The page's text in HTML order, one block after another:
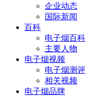
企业动态
国际新闻
百科
电子烟百科
主要人物
电子烟视频
电子烟测评
相关视频
电子烟品牌